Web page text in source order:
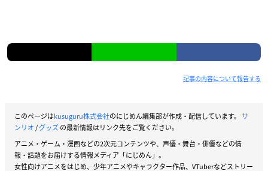
記事の内容について報告する
このページはkusuguru株式会社のにじめん編集部が作成・配信しています。 サ
ンリオ/グッズの最新情報はリンク先をご覧ください。
アニメ・ゲーム・漫画などの2次元コンテンツや、声優・舞台・俳優などの情
報・話題をお届けする情報メディア「にじめん」。
女性向けアニメをはじめ、少年アニメやキャラクター作品、VTuberなどストリー